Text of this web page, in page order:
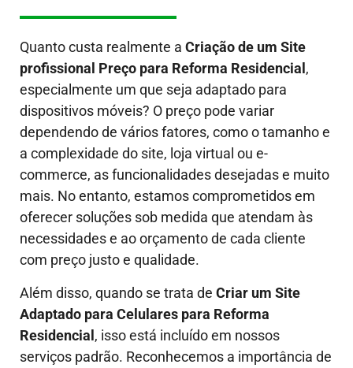
Quanto custa realmente a Criação de um Site
profissional Preço para Reforma Residencial ,
especialmente um que seja adaptado para
dispositivos móveis? O preço pode variar
dependendo de vários fatores, como o tamanho e
a complexidade do site, loja virtual ou e-
commerce, as funcionalidades desejadas e muito
mais. No entanto, estamos comprometidos em
oferecer soluções sob medida que atendam às
necessidades e ao orçamento de cada cliente
com preço justo e qualidade.
Além disso, quando se trata de Criar um Site
Adaptado para Celulares para Reforma
Residencial, isso está incluído em nossos
serviços padrão. Reconhecemos a importância de